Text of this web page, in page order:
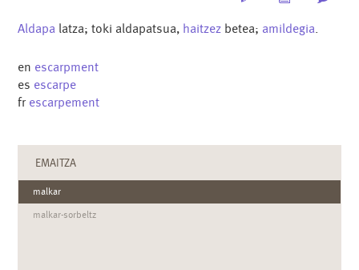
Aldapa latza; toki aldapatsua, haitzez betea; amildegia.
en escarpment
es escarpe
fr escarpement
EMAITZA
malkar
malkar-sorbeltz